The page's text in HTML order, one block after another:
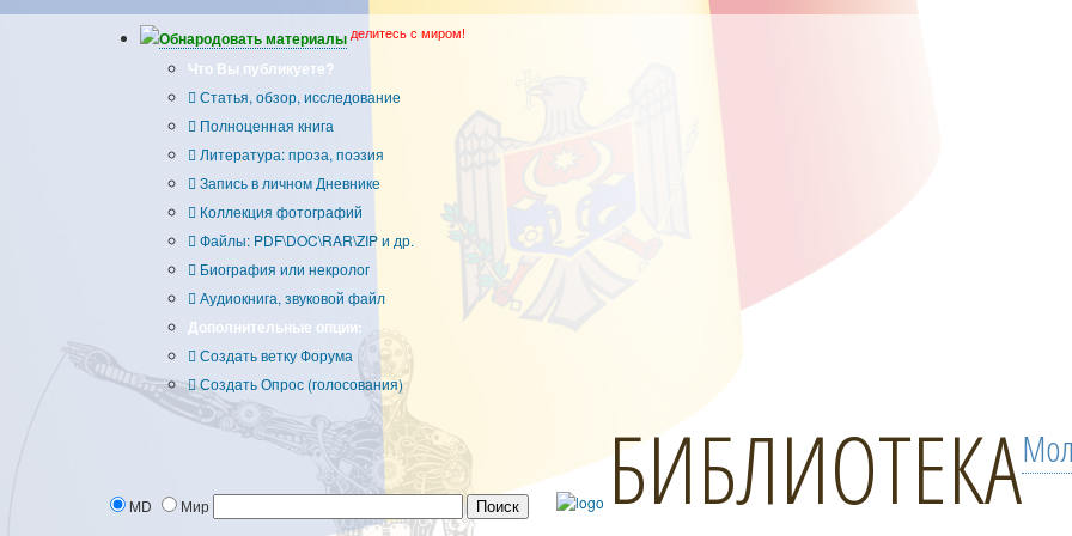
Обнародовать материалы делитесь с миром!
Что Вы публикуете?
Статья, обзор, исследование
Полноценная книга
Литература: проза, поэзия
Запись в личном Дневнике
Коллекция фотографий
Файлы: PDF\DOC\RAR\ZIP и др.
Биография или некролог
Аудиокнига, звуковой файл
Дополнительные опции:
Создать ветку Форума
Создать Опрос (голосования)
MD Мир БИБЛИОТЕКА